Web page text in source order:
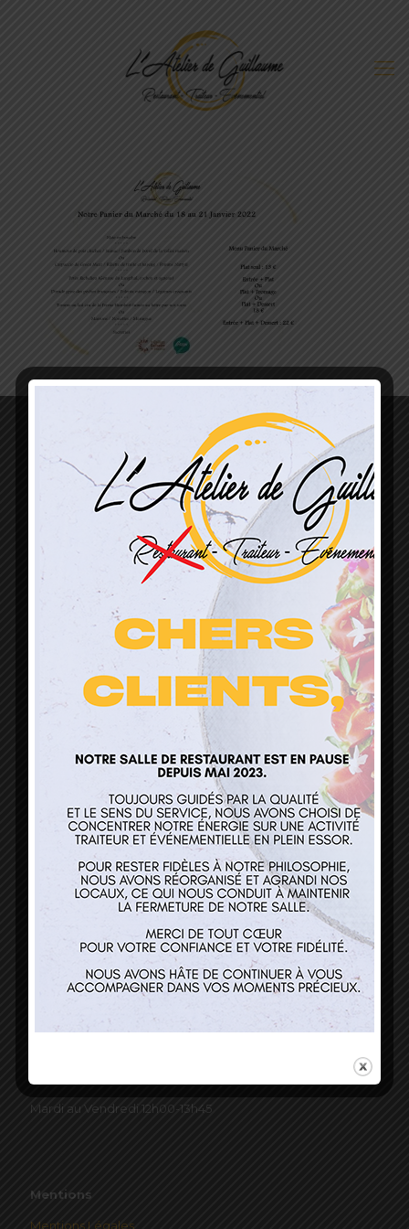
L’Atelier de Guillaume
1 Lieu Dit Sur Les Prés
68160 Sainte Marie Aux Mines
contact@atelierdeguillaume.fr
03 89 22 37 08
Nos services
Restaurant
Traiteur et événementiel
Contact
Mardi au Vendredi 12h00-13h45
Mentions
Mentions Légales